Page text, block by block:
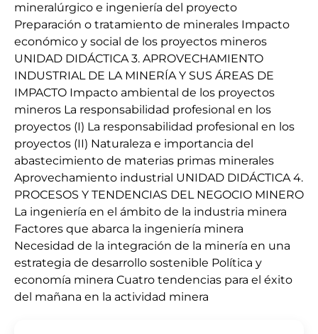
mineralúrgico e ingeniería del proyecto
Preparación o tratamiento de minerales Impacto
económico y social de los proyectos mineros
UNIDAD DIDÁCTICA 3. APROVECHAMIENTO
INDUSTRIAL DE LA MINERÍA Y SUS ÁREAS DE
IMPACTO Impacto ambiental de los proyectos
mineros La responsabilidad profesional en los
proyectos (I) La responsabilidad profesional en los
proyectos (II) Naturaleza e importancia del
abastecimiento de materias primas minerales
Aprovechamiento industrial UNIDAD DIDÁCTICA 4.
PROCESOS Y TENDENCIAS DEL NEGOCIO MINERO
La ingeniería en el ámbito de la industria minera
Factores que abarca la ingeniería minera
Necesidad de la integración de la minería en una
estrategia de desarrollo sostenible Política y
economía minera Cuatro tendencias para el éxito
del mañana en la actividad minera